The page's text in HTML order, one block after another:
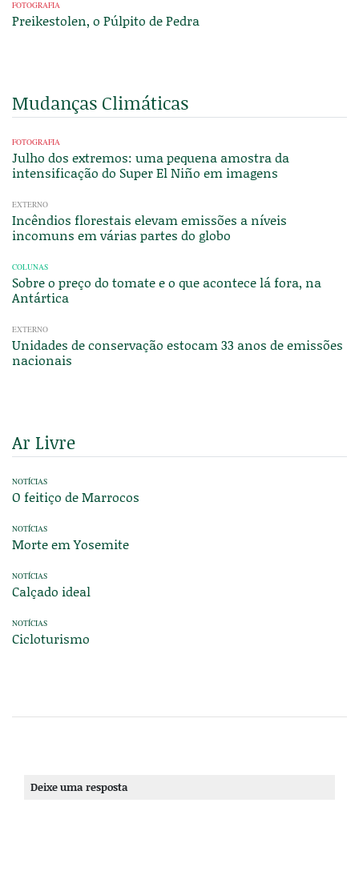
FOTOGRAFIA
Preikestolen, o Púlpito de Pedra
Mudanças Climáticas
FOTOGRAFIA
Julho dos extremos: uma pequena amostra da
intensificação do Super El Niño em imagens
EXTERNO
Incêndios florestais elevam emissões a níveis
incomuns em várias partes do globo
COLUNAS
Sobre o preço do tomate e o que acontece lá fora, na
Antártica
EXTERNO
Unidades de conservação estocam 33 anos de emissões
nacionais
Ar Livre
NOTÍCIAS
O feitiço de Marrocos
NOTÍCIAS
Morte em Yosemite
NOTÍCIAS
Calçado ideal
NOTÍCIAS
Cicloturismo
Deixe uma resposta